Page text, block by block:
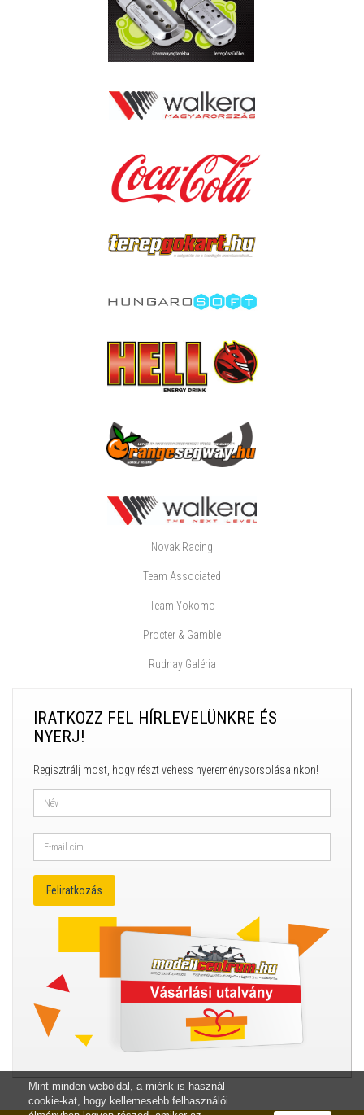
Mint minden weboldal, a miénk is használ
cookie-kat, hogy kellemesebb felhasználói
Novak Racing
Team Associated
Team Yokomo
Procter & Gamble
Rudnay Galéria
IRATKOZZ FEL HÍRLEVELÜNKRE ÉS
NYERJ!
Regisztrálj most, hogy részt vehess nyereménysorsolásainkon!